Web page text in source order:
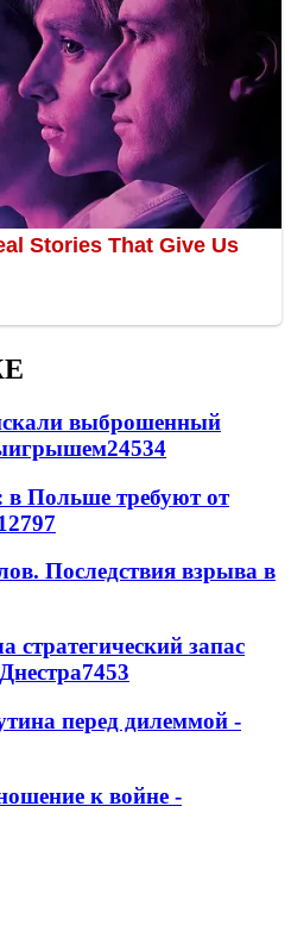
выброшенный
24534
в Польше требуют от
Последствия взрыва в
стратегический запас
7453
перед дилеммой -
к войне -